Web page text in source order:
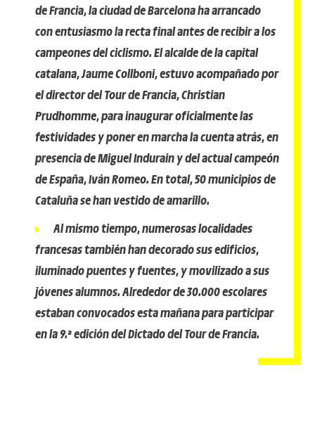
de Francia, la ciudad de Barcelona ha arrancado
con entusiasmo la recta final antes de recibir a los
campeones del ciclismo. El alcalde de la capital
catalana, Jaume Collboni, estuvo acompañado por
el director del Tour de Francia, Christian
Prudhomme, para inaugurar oficialmente las
festividades y poner en marcha la cuenta atrás, en
presencia de Miguel Indurain y del actual campeón
de España, Iván Romeo. En total, 50 municipios de
Cataluña se han vestido de amarillo.
Al mismo tiempo, numerosas localidades
francesas también han decorado sus edificios,
iluminado puentes y fuentes, y movilizado a sus
jóvenes alumnos. Alrededor de 30.000 escolares
estaban convocados esta mañana para participar
en la 9.ª edición del Dictado del Tour de Francia.